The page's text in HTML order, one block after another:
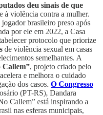
deu sinais de que
à violência contra a mulher.
jogador brasileiro preso após
por ele em 2022, a Casa
protocolo que priorize
de violência sexual em casas
semelhantes. A
Callem”, projeto criado pelo
e melhora o cuidado
dos casos. O Congresso
(PT-RS), Dandara
Callem” está inspirando a
nas esferas municipais,